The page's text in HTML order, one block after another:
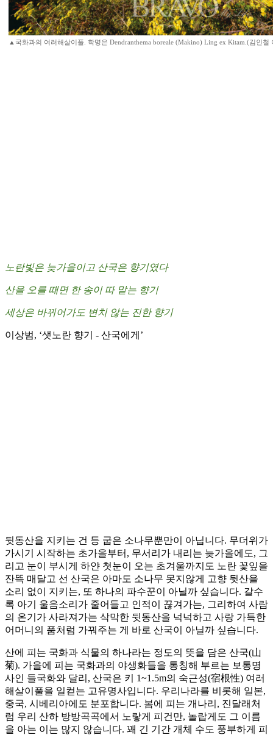
▲국화과의 여러해살이풀. 학명은 Dendranthema boreale (Makino) Ling ex Kitam.(김인철
노란빛은 늦가을이고 산국은 향기였다
산을 오를 때면 한 송이 따 맡는 향기
세상은 바뀌어가도 변치 않는 진한 향기
이상범, ‘샛노란 향기 - 산국에게’
뒷동산을 지키는 건 등 굽은 소나무뿐만이 아닙니다. 무더위가
가시기 시작하는 초가을부터, 무서리가 내리는 늦가을에도, 그
리고 눈이 부시게 하얀 첫눈이 오는 초겨울까지도 노란 꽃잎을
잔뜩 매달고 선 산국은 아마도 소나무 못지않게 고향 뒷산을
소리 없이 지키는, 또 하나의 파수꾼이 아닐까 싶습니다. 갈수
록 아기 울음소리가 줄어들고 인적이 끊겨가는, 그리하여 사람
의 온기가 사라져가는 삭막한 뒷동산을 넉넉하고 사랑 가득한
어머니의 품처럼 가꿔주는 게 바로 산국이 아닐까 싶습니다.
산에 피는 국화과 식물의 하나라는 정도의 뜻을 담은 산국(山
菊). 가을에 피는 국화과의 야생화들을 통칭해 부르는 보통명
사인 들국화와 달리, 산국은 키 1~1.5m의 숙근성(宿根性) 여러
해살이풀을 일컫는 고유명사입니다. 우리나라를 비롯해 일본,
중국, 시베리아에도 분포합니다. 봄에 피는 개나리, 진달래처
럼 우리 산하 방방곡곡에서 노랗게 피건만, 놀랍게도 그 이름
을 아는 이는 많지 않습니다. 꽤 긴 기간 개체 수도 풍부하게 피